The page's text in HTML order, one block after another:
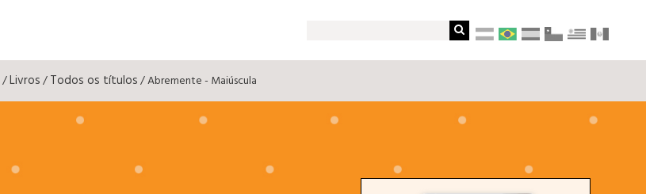
/Livros/Todos os títulos/ Abremente - Maiúscula